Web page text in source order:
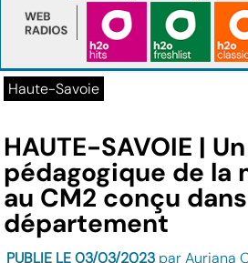
Haute-Savoie
HAUTE-SAVOIE |
pédagogique de la
au CM2 conçu
département
PUBLIE LE 03/03/2023 par Auriana